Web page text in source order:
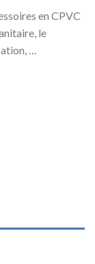
en CPVC
le
…